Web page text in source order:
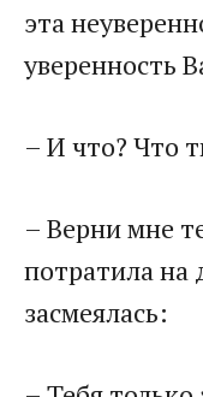
эта
уверенность
– И что? Что
– Верни мне
потратила на
засмеялась: